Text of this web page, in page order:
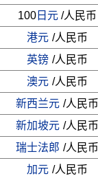
100日元 /人民币
港元 /人民币
英镑 /人民币
澳元 /人民币
新西兰元 /人民币
新加坡元 /人民币
瑞士法郎 /人民币
加元 /人民币